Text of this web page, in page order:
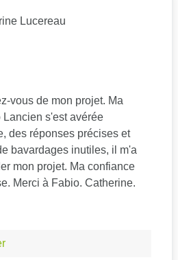
Lucereau
vous de mon projet. Ma
s'est avérée
des réponses précises et
bavardages inutiles, il m'a
mon projet. Ma confiance
Merci à Fabio. Catherine.